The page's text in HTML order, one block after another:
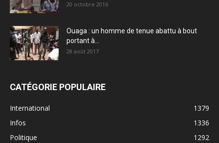
20 octobre 2016
Ouaga : un homme de tenue abattu à bout
portant à...
28 août 2017
CATÉGORIE POPULAIRE
International
1379
Infos
1336
Politique
1292